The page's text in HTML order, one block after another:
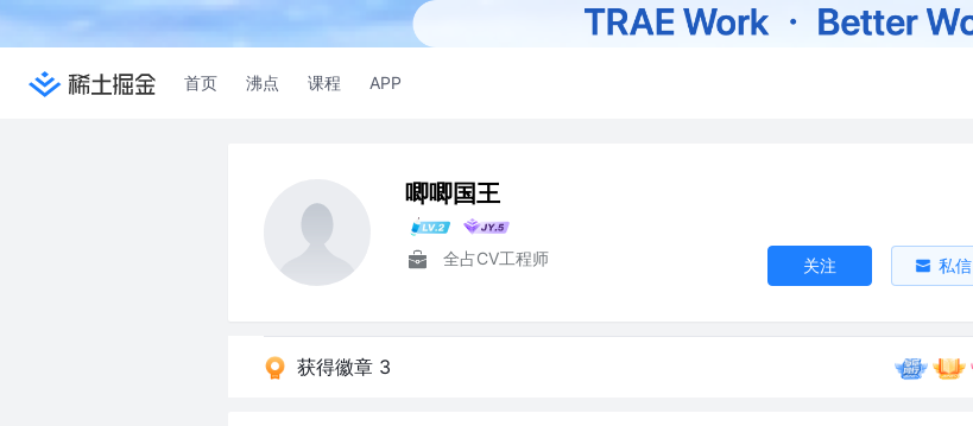
首页 沸点 课程 APP
唧唧国王
全占CV工程师 关注 私信
获得徽章 3